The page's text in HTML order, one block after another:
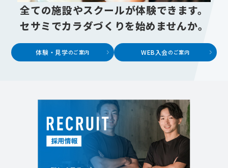
全ての施設やスクールが体験できます。
セサミでカラダづくりを始めませんか。
体験・見学のご案内 WEB入会のご案内